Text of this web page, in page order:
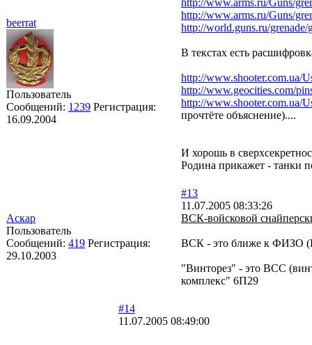
beerrat
Пользователь
Сообщений: 1239 Регистрация:
16.09.2004
http://www.arms.ru/Guns/
http://www.arms.ru/Guns/
http://world.guns.ru/grenade/
В текстах есть
http://www.shooter.com.ua/
http://www.geocities.com/
http://www.shooter.com.ua/
прочтёте объяснение)....
И хорошь в
Родина прикажет - танки
Аскар
Пользователь
Сообщений: 419 Регистрация:
29.10.2003
#13
11.07.2005 08:33:26
ВСК-войсковой
ВСК - это ближе к ФИЗО
"Винторез" - это ВСС
комплекс" 6П29
#14
11.07.2005 08:49:00